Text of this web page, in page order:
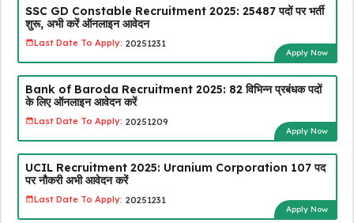
SSC GD Constable Recruitment 2025: 25487 पदों पर भर्ती
शुरू, अभी करें ऑनलाइन आवेदन
Last Date To Apply: 20251231
Apply Now
Bank of Baroda Recruitment 2025: 82 विभिन्न प्रबंधक पदों
के लिए ऑनलाइन आवेदन करें
Last Date To Apply: 20251209
Apply Now
UCIL Recruitment 2025: Uranium Corporation 107 पद
पर नौकरी अभी आवेदन करें
Last Date To Apply: 20251231
Apply Now